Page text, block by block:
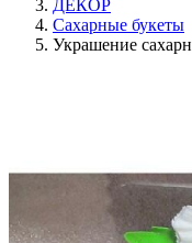
ДЕКОР
Сахарные букеты
Украшение